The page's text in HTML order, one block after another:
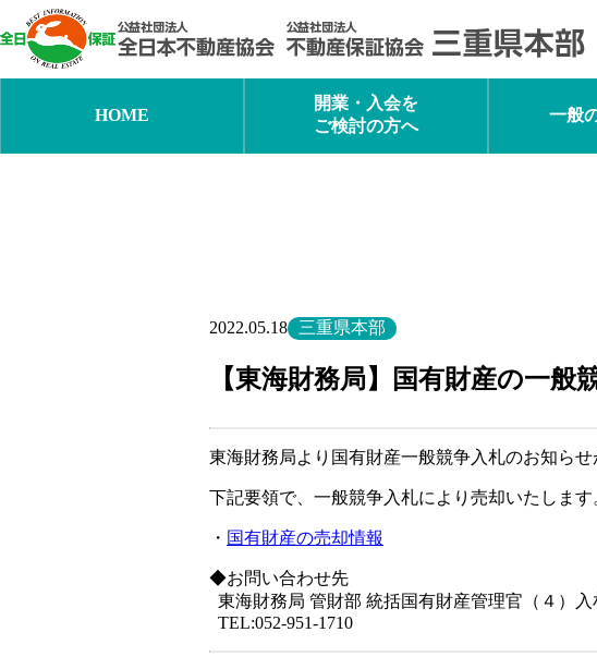
容
ス
HOME
開業・入会を
ご検討の方へ
一般
2022.05.18 三重県本部
【東海財務局】国有財産の一般
東海財務局より国有財産一般競争入札のお知らせ
下記要領で、一般競争入札により売却いたしま
・ 国有財産の売却情報
◆お問い合わせ先
東海財務局 管財部 統括国有財産管理官（４）入
TEL:052-951-1710